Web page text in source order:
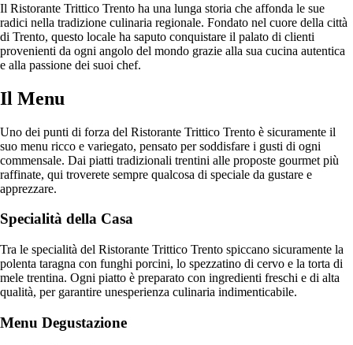
Il Ristorante Trittico Trento ha una lunga storia che affonda le sue
radici nella tradizione culinaria regionale. Fondato nel cuore della città
di Trento, questo locale ha saputo conquistare il palato di clienti
provenienti da ogni angolo del mondo grazie alla sua cucina autentica
e alla passione dei suoi chef.
Il Menu
Uno dei punti di forza del Ristorante Trittico Trento è sicuramente il
suo menu ricco e variegato, pensato per soddisfare i gusti di ogni
commensale. Dai piatti tradizionali trentini alle proposte gourmet più
raffinate, qui troverete sempre qualcosa di speciale da gustare e
apprezzare.
Specialità della Casa
Tra le specialità del Ristorante Trittico Trento spiccano sicuramente la
polenta taragna con funghi porcini, lo spezzatino di cervo e la torta di
mele trentina. Ogni piatto è preparato con ingredienti freschi e di alta
qualità, per garantire unesperienza culinaria indimenticabile.
Menu Degustazione